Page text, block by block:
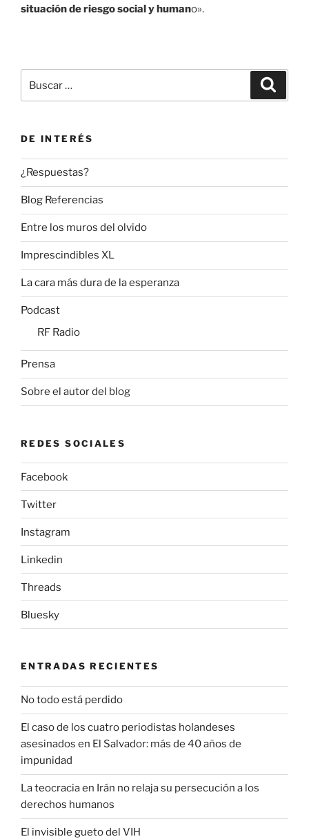
situación de riesgo social y humano».
por:
DE INTERÉS
¿Respuestas?
Blog Referencias
Entre los muros del olvido
Imprescindibles XL
La cara más dura de la esperanza
Podcast
RF Radio
Prensa
Sobre el autor del blog
REDES SOCIALES
Facebook
Twitter
Instagram
Linkedin
Threads
Bluesky
ENTRADAS RECIENTES
No todo está perdido
El caso de los cuatro periodistas holandeses
asesinados en El Salvador: más de 40 años de
impunidad
La teocracia en Irán no relaja su persecución a los
derechos humanos
El invisible gueto del VIH